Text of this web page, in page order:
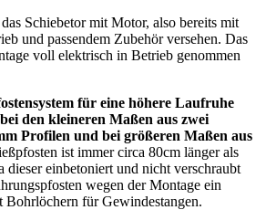
Schiebetor mit Motor, also bereits mit
und passendem Zubehör versehen. Das
voll elektrisch in Betrieb genommen
für eine höhere Laufruhe
den kleineren Maßen aus zwei
Profilen und bei größeren Maßen aus
ist immer circa 80cm länger als
dieser einbetoniert und nicht verschraubt
wegen der Montage ein
Bohrlöchern für Gewindestangen.